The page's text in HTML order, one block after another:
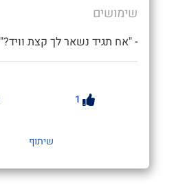
שימושים
- "אח תגיד נשאר לך קצת וויד?"
1
שיתוף